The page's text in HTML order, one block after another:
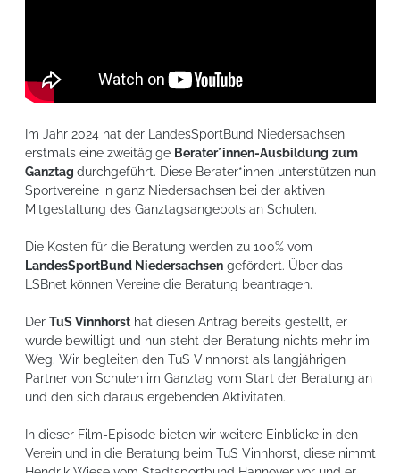
Im Jahr 2024 hat der LandesSportBund Niedersachsen
erstmals eine zweitägige Berater*innen-Ausbildung zum
Ganztag durchgeführt. Diese Berater*innen unterstützen nun
Sportvereine in ganz Niedersachsen bei der aktiven
Mitgestaltung des Ganztagsangebots an Schulen.
Die Kosten für die Beratung werden zu 100% vom
LandesSportBund Niedersachsengefördert. Über das
LSBnet können Vereine die Beratung beantragen.
Der TuS Vinnhorsthat diesen Antrag bereits gestellt, er
wurde bewilligt und nun steht der Beratung nichts mehr im
Weg. Wir begleiten den TuS Vinnhorst als langjährigen
Partner von Schulen im Ganztag vom Start der Beratung an
und den sich daraus ergebenden Aktivitäten.
In dieser Film-Episode bieten wir weitere Einblicke in den
Verein und in die Beratung beim TuS Vinnhorst, diese nimmt